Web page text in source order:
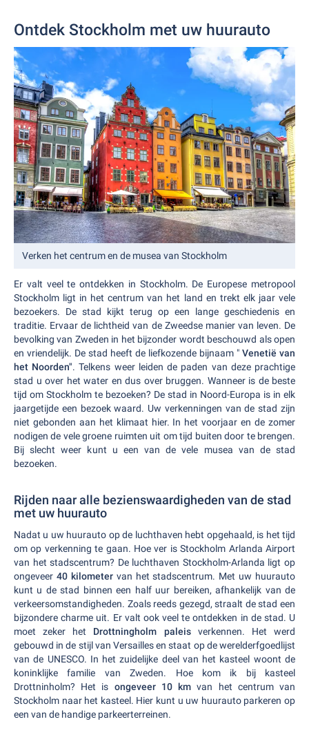
Ontdek Stockholm met uw huurauto
Verken het centrum en de musea van Stockholm
Er valt veel te ontdekken in Stockholm. De Europese metropool
Stockholm ligt in het centrum van het land en trekt elk jaar vele
bezoekers. De stad kijkt terug op een lange geschiedenis en
traditie. Ervaar de lichtheid van de Zweedse manier van leven. De
bevolking van Zweden in het bijzonder wordt beschouwd als open
en vriendelijk. De stad heeft de liefkozende bijnaam " Venetië van
het Noorden". Telkens weer leiden de paden van deze prachtige
stad u over het water en dus over bruggen. Wanneer is de beste
tijd om Stockholm te bezoeken? De stad in Noord-Europa is in elk
jaargetijde een bezoek waard. Uw verkenningen van de stad zijn
niet gebonden aan het klimaat hier. In het voorjaar en de zomer
nodigen de vele groene ruimten uit om tijd buiten door te brengen.
Bij slecht weer kunt u een van de vele musea van de stad
bezoeken.
Rijden naar alle bezienswaardigheden van de stad
met uw huurauto
Nadat u uw huurauto op de luchthaven hebt opgehaald, is het tijd
om op verkenning te gaan. Hoe ver is Stockholm Arlanda Airport
van het stadscentrum? De luchthaven Stockholm-Arlanda ligt op
ongeveer 40 kilometervan het stadscentrum. Met uw huurauto
kunt u de stad binnen een half uur bereiken, afhankelijk van de
verkeersomstandigheden. Zoals reeds gezegd, straalt de stad een
bijzondere charme uit. Er valt ook veel te ontdekken in de stad. U
moet zeker het Drottningholm paleisverkennen. Het werd
gebouwd in de stijl van Versailles en staat op de werelderfgoedlijst
van de UNESCO. In het zuidelijke deel van het kasteel woont de
koninklijke familie van Zweden. Hoe kom ik bij kasteel
Drottninholm? Het is ongeveer 10 km van het centrum van
Stockholm naar het kasteel. Hier kunt u uw huurauto parkeren op
een van de handige parkeerterreinen.